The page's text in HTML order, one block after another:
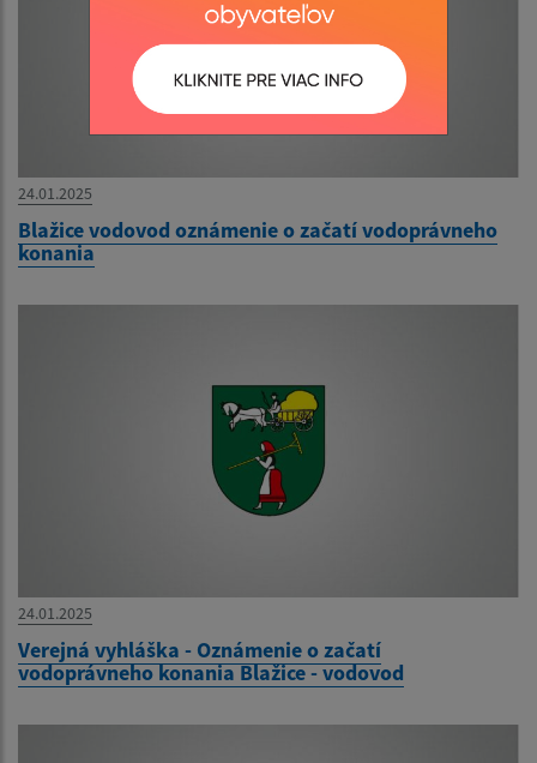
24.01.2025
Blažice vodovod oznámenie o začatí vodoprávneho
konania
24.01.2025
Verejná vyhláška - Oznámenie o začatí
vodoprávneho konania Blažice - vodovod